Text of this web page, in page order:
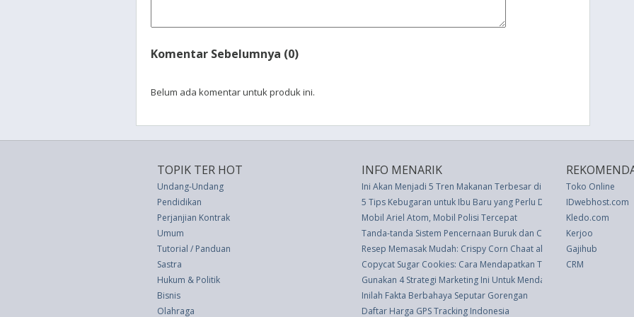
Komentar Sebelumnya (0)
Belum ada komentar untuk produk ini.
TOPIK TER HOT
Undang-Undang
Pendidikan
Perjanjian Kontrak
Umum
Tutorial / Panduan
Sastra
Hukum & Politik
Bisnis
Olahraga
INFO MENARIK
Ini Akan Menjadi 5 Tren Makanan Terbesar di Tahun 2018, Menurut
5 Tips Kebugaran untuk Ibu Baru yang Perlu Diketahui
Mobil Ariel Atom, Mobil Polisi Tercepat
Tanda-tanda Sistem Pencernaan Buruk dan Cara Meningkatkan
Resep Memasak Mudah: Crispy Corn Chaat ala Mumbai
Copycat Sugar Cookies: Cara Mendapatkan Tekstur Lembut yang
Gunakan 4 Strategi Marketing Ini Untuk Mendapatkan Loyalitas
Inilah Fakta Berbahaya Seputar Gorengan
Daftar Harga GPS Tracking Indonesia
Toko Online
IDwebhost.com
Kledo.com
Kerjoo
Gajihub
CRM